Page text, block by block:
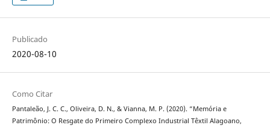
Publicado
2020-08-10
Como Citar
Pantaleão, J. C. C., Oliveira, D. N., & Vianna, M. P. (2020). “Memória e
Patrimônio: O Resgate do Primeiro Complexo Industrial Têxtil Alagoano,